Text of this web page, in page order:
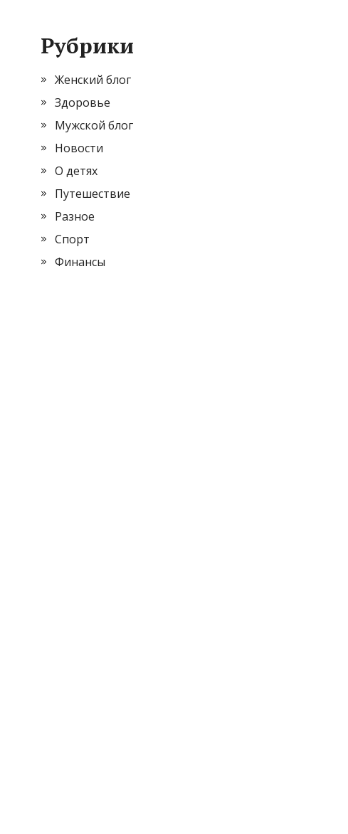
Рубрики
Женский блог
Здоровье
Мужской блог
Новости
О детях
Путешествие
Разное
Спорт
Финансы